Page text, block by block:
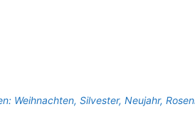
Weihnachten, Silvester, Neujahr,